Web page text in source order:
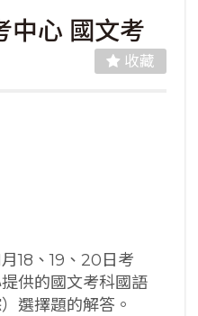
中心 國文考
收藏
18、19、20日考
供的國文考科國語
選擇題的解答。